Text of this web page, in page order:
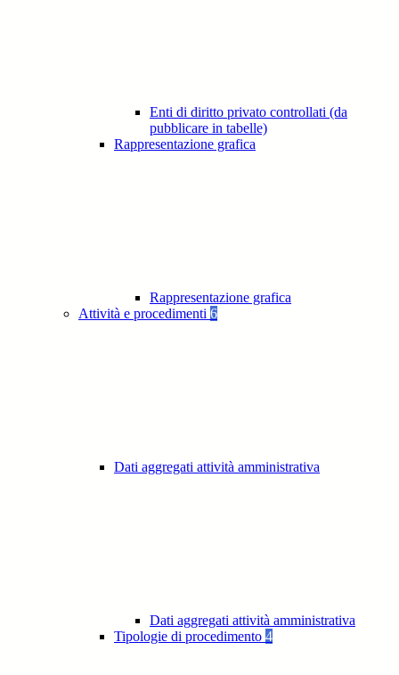
Enti di diritto privato controllati (da
pubblicare in tabelle)
Rappresentazione grafica
Rappresentazione grafica
Attività e procedimenti 6
Dati aggregati attività amministrativa
Dati aggregati attività amministrativa
Tipologie di procedimento 4